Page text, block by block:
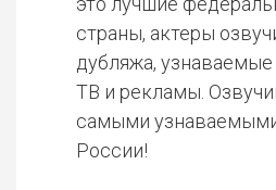
страны, актеры
дубляжа, узнаваемые
ТВ и рекламы.
самыми
России!